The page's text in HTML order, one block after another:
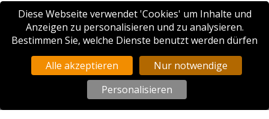
Schweizerischer Verein Arbeitswelt Müller/in
Diese Webseite verwendet 'Cookies' um Inhalte und
Anzeigen zu personalisieren und zu analysieren.
Bestimmen Sie, welche Dienste benutzt werden dürfen
Alle akzeptieren
Nur notwendige
Personalisieren